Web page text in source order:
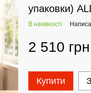
упаковки)
В наявності
2 510 грн
Купити